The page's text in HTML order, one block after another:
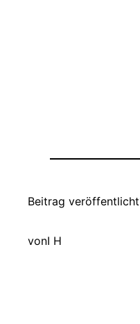
Beitrag veröffentlicht
vonI H